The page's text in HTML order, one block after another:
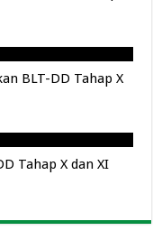
BLT-DD Tahap X
Tahap X dan XI